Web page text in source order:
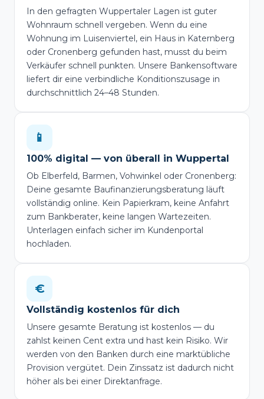
In den gefragten Wuppertaler Lagen ist guter
Wohnraum schnell vergeben. Wenn du eine
Wohnung im Luisenviertel, ein Haus in Katernberg
oder Cronenberg gefunden hast, musst du beim
Verkäufer schnell punkten. Unsere Bankensoftware
liefert dir eine verbindliche Konditionszusage in
durchschnittlich 24–48 Stunden.
📱
100% digital — von überall in Wuppertal
Ob Elberfeld, Barmen, Vohwinkel oder Cronenberg:
Deine gesamte Baufinanzierungsberatung läuft
vollständig online. Kein Papierkram, keine Anfahrt
zum Bankberater, keine langen Wartezeiten.
Unterlagen einfach sicher im Kundenportal
hochladen.
€
Vollständig kostenlos für dich
Unsere gesamte Beratung ist kostenlos — du
zahlst keinen Cent extra und hast kein Risiko. Wir
werden von den Banken durch eine marktübliche
Provision vergütet. Dein Zinssatz ist dadurch nicht
höher als bei einer Direktanfrage.